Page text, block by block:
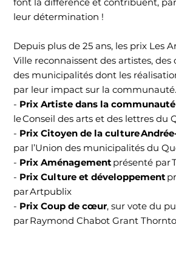
leur détermination !
Depuis plus de 25 ans, les prix Les
Ville reconnaissent des artistes,
des municipalités dont les
par leur impact sur la communauté.
- Prix Artiste dans la communauté
le Conseil des arts et des lettres du
- Prix Citoyen de la culture
par l’Union des municipalités du
- Prix Aménagementprésenté par
- Prix Culture et développement
par Artpublix
- Prix Coup de cœur, sur vote du
par Raymond Chabot Grant